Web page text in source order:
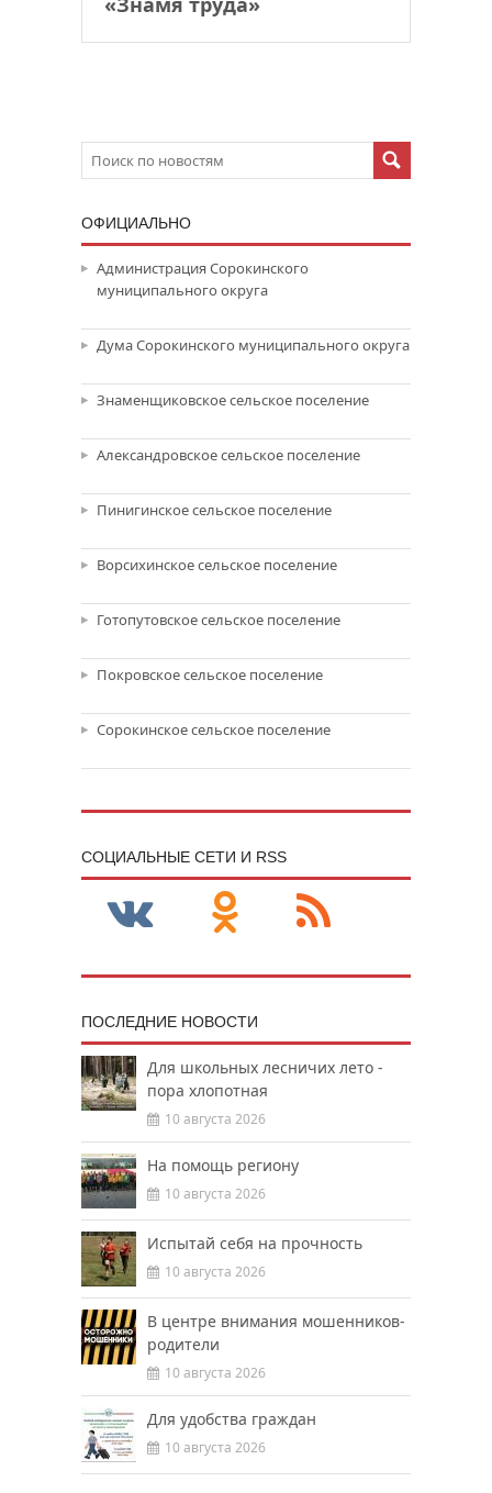
ОФИЦИАЛЬНО
Администрация Сорокинского
муниципального округа
Дума Сорокинского муниципального округа
Знаменщиковское сельское поселение
Александровское сельское поселение
Пинигинское сельское поселение
Ворсихинское сельское поселение
Готопутовское сельское поселение
Покровское сельское поселение
Сорокинское сельское поселение
CОЦИАЛЬНЫЕ СЕТИ И RSS
ПОСЛЕДНИЕ НОВОСТИ
Для школьных лесничих лето -
пора хлопотная
10 августа 2026
На помощь региону
10 августа 2026
Испытай себя на прочность
10 августа 2026
В центре внимания мошенников-
родители
10 августа 2026
Для удобства граждан
10 августа 2026